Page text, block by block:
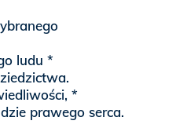
ludu *
*
prawego serca.